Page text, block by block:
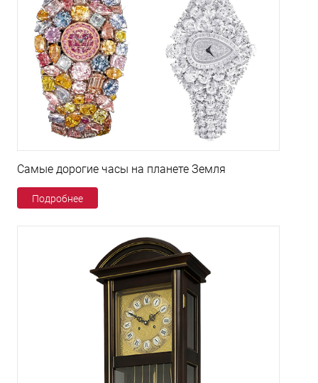
Самые дорогие часы на планете Земля
Подробнее